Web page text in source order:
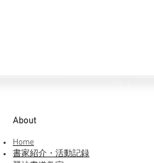
About
Home
書家紹介・活動記録